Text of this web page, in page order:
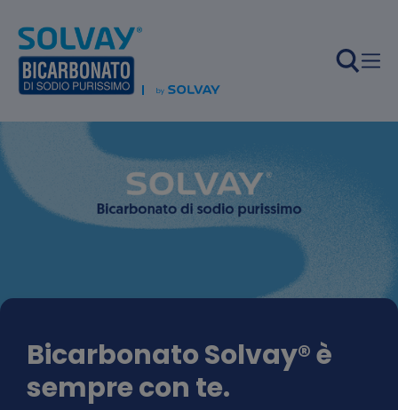
Salta al contenuto principale
Bicarbonato Solvay® è
sempre con te.